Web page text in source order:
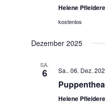
Helene
kostenlos
Dezember 2025
SA.
6 Sa.. 06. Dez.
Helene